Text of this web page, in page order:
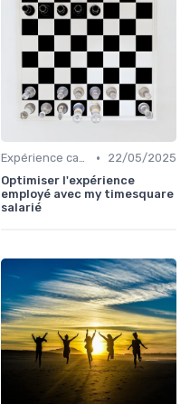
Expérience candidat •
22/05/2025
Optimiser l'expérience
employé avec my timesquare
salarié